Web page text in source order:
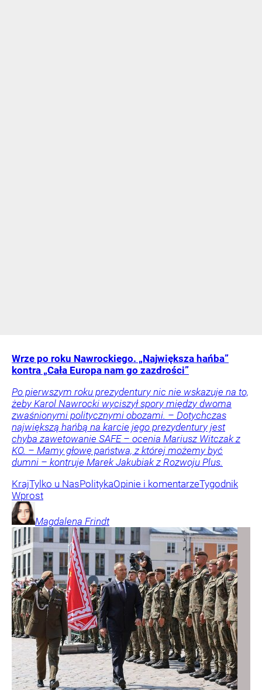
Wrze po roku Nawrockiego. „Największa hańba”
kontra „Cała Europa nam go zazdrości”
Po pierwszym roku prezydentury nic nie wskazuje na to,
żeby Karol Nawrocki wyciszył spory między dwoma
zwaśnionymi politycznymi obozami. – Dotychczas
największą hańbą na karcie jego prezydentury jest
chyba zawetowanie SAFE – ocenia Mariusz Witczak z
KO. – Mamy głowę państwa, z której możemy być
dumni – kontruje Marek Jakubiak z Rozwoju Plus.
KrajTylko u NasPolitykaOpinie i komentarzeTygodnik
Wprost
Magdalena Frindt